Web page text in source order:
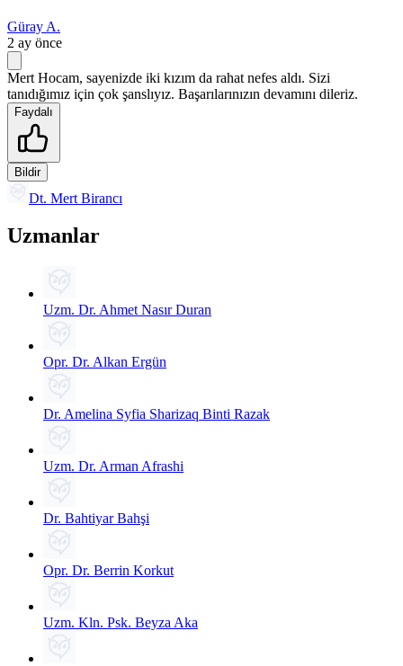
Güray A.
2 ay önce
Mert Hocam, sayenizde iki kızım da rahat nefes aldı. Sizi
tanıdığımız için çok şanslıyız. Başarılarınızın devamını dileriz.
Faydalı
Bildir
Dt. Mert Birancı
Uzmanlar
Uzm. Dr. Ahmet Nasır Duran
Opr. Dr. Alkan Ergün
Dr. Amelina Syfia Sharizaq Binti Razak
Uzm. Dr. Arman Afrashi
Dr. Bahtiyar Bahşi
Opr. Dr. Berrin Korkut
Uzm. Kln. Psk. Beyza Aka